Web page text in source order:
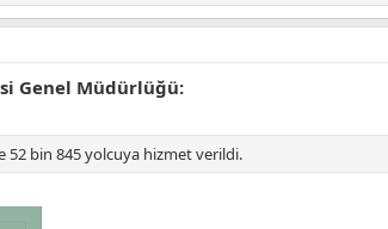
Genel Müdürlüğü:
52 bin 845 yolcuya hizmet verildi.